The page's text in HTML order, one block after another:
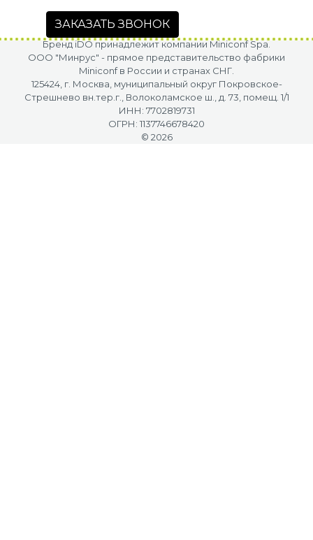
ЗАКАЗАТЬ ЗВОНОК
Бренд iDO принадлежит компании Miniconf Spa.
OOO "Минрус" - прямое представительство фабрики
Miniconf в России и странах СНГ.
125424, г. Москва, муниципальный округ Покровское-
Стрешнево вн.тер.г., Волоколамское ш., д. 73, помещ. 1/1
ИНН: 7702819731
ОГРН: 1137746678420
© 2026